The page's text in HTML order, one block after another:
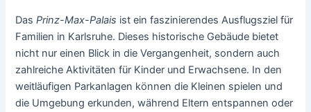
DasPrinz-Max-Palais ist ein faszinierendes Ausflugsziel für
Familien in Karlsruhe. Dieses historische Gebäude bietet
nicht nur einen Blick in die Vergangenheit, sondern auch
zahlreiche Aktivitäten für Kinder und Erwachsene. In den
weitläufigen Parkanlagen können die Kleinen spielen und
die Umgebung erkunden, während Eltern entspannen oder